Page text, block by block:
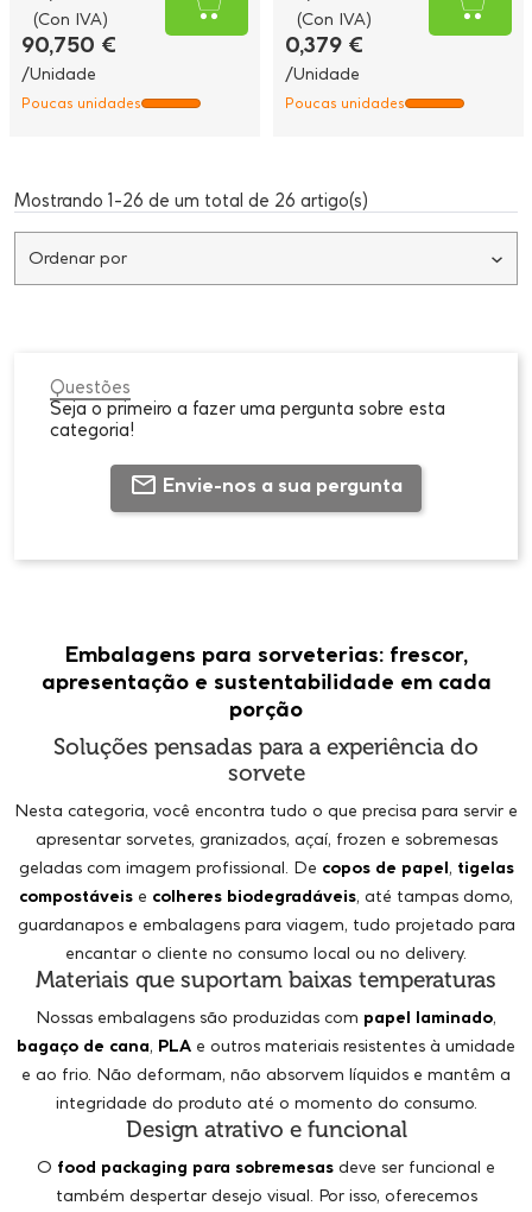
(Con IVA)
90,750 €
/Unidade
Poucas unidades
(Con IVA)
0,379 €
/Unidade
Poucas unidades
Mostrando 1-26 de um total de 26 artigo(s)
Ordenar por
Questões
Seja o primeiro a fazer uma pergunta sobre esta
categoria!
Envie-nos a sua pergunta
Embalagens para sorveterias: frescor,
apresentação e sustentabilidade em cada
porção
Soluções pensadas para a experiência do
sorvete
Nesta categoria, você encontra tudo o que precisa para servir e
apresentar sorvetes, granizados, açaí, frozen e sobremesas
geladas com imagem profissional. De copos de papel, tigelas
compostáveis e colheres biodegradáveis, até tampas domo,
guardanapos e embalagens para viagem, tudo projetado para
encantar o cliente no consumo local ou no delivery.
Materiais que suportam baixas temperaturas
Nossas embalagens são produzidas com papel laminado,
bagaço de cana, PLA e outros materiais resistentes à umidade
e ao frio. Não deformam, não absorvem líquidos e mantêm a
integridade do produto até o momento do consumo.
Design atrativo e funcional
O food packaging para sobremesas deve ser funcional e
também despertar desejo visual. Por isso, oferecemos